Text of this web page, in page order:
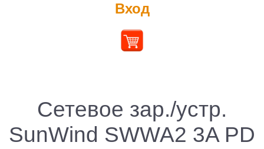
Вход
Сетевое зар./устр.
SunWind SWWA2 3A PD